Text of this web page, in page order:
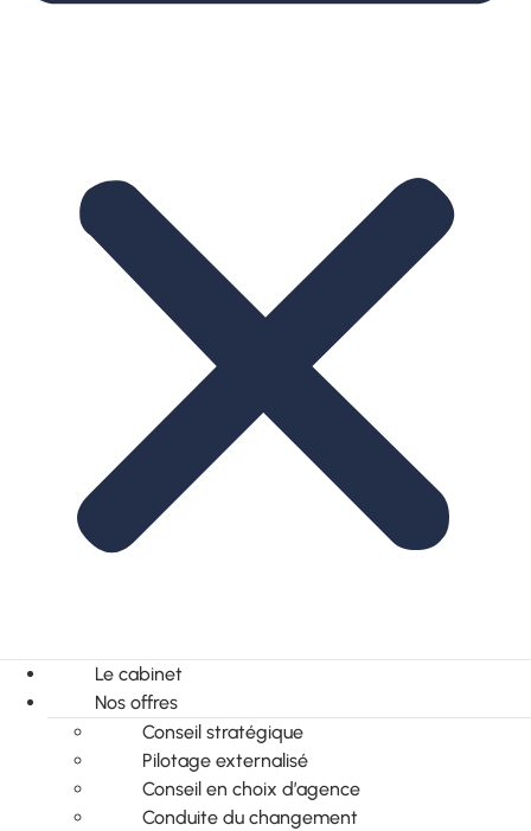
Le cabinet
Nos offres
Conseil stratégique
Pilotage externalisé
Conseil en choix d’agence
Conduite du changement